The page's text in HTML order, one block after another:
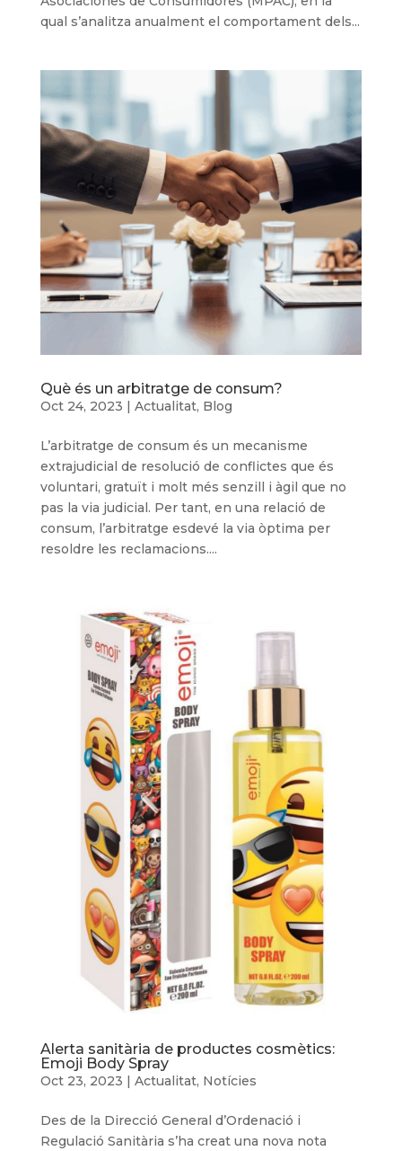
qual s’analitza anualment el comportament dels...
Què és un arbitratge de consum?
Oct 24, 2023 Actualitat, Blog
L’arbitratge de consum és un mecanisme
extrajudicial de resolució de conflictes que és
voluntari, gratuït i molt més senzill i àgil que no
pas la via judicial. Per tant, en una relació de
consum, l’arbitratge esdevé la via òptima per
resoldre les reclamacions....
Alerta sanitària de productes cosmètics:
Emoji Body Spray
Oct 23, 2023 Actualitat, Notícies
Des de la Direcció General d’Ordenació i
Regulació Sanitària s’ha creat una nova nota